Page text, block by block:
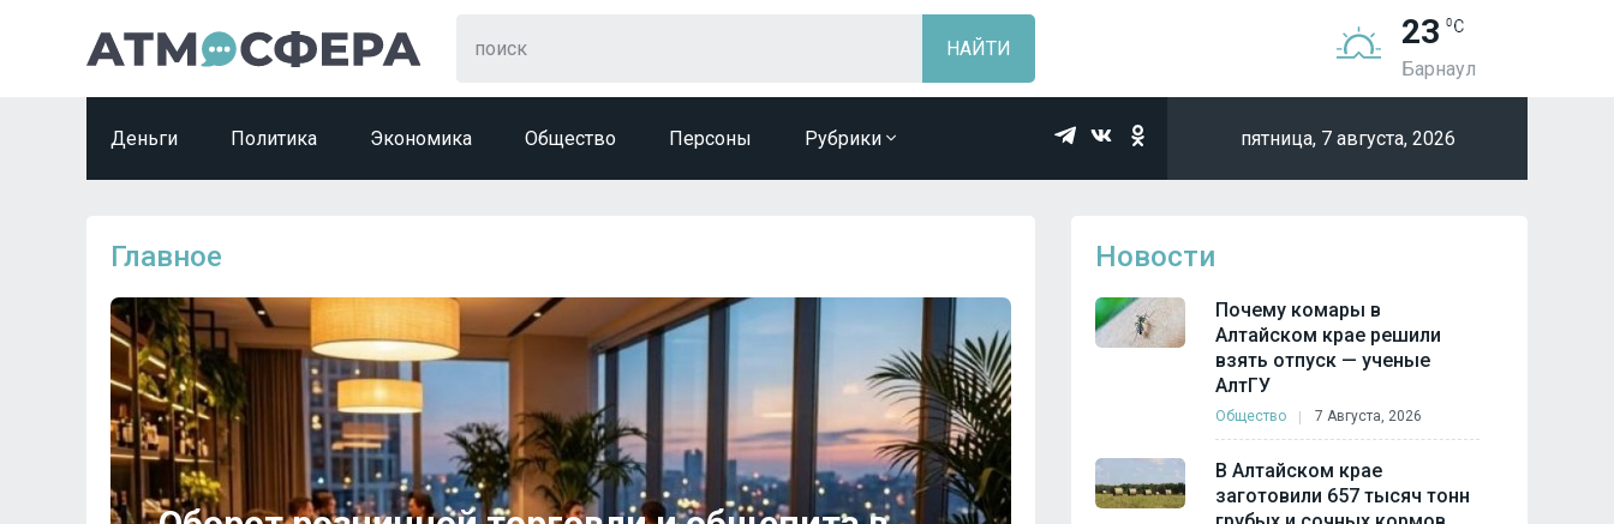
23
Барнаул
Деньги Политика Экономика Общество Персоны Рубрики пятница, 7 августа, 2026
Главное Новости
Почему комары в
Алтайском крае решили
взять отпуск — ученые
АлтГУ
Общество 7 Августа, 2026
В Алтайском крае
заготовили 657 тысяч тонн